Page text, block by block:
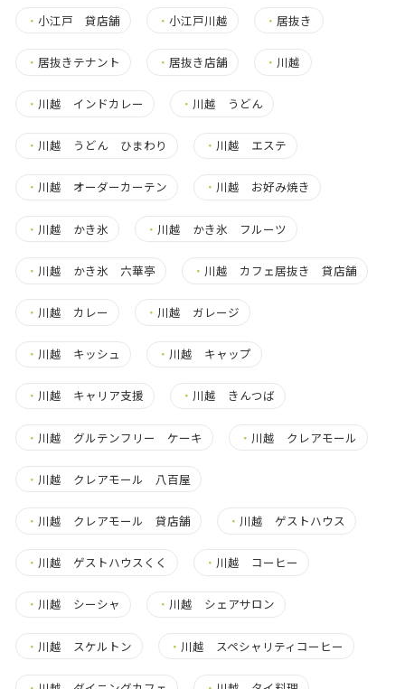
・ 小江戸 貸店舗 ・小江戸川越 ・ 居抜き
・ 居抜きテナント ・居抜き店舗 ・ 川越
・ 川越 インドカレー ・ 川越 うどん
・ 川越 うどん ひまわり ・ 川越 エステ
・ 川越 オーダーカーテン ・ 川越 お好み焼き
・ 川越 かき氷 ・ 川越 かき氷 フルーツ
・ 川越 かき氷 六華亭 ・ 川越 カフェ居抜き 貸店舗
・ 川越 カレー ・ 川越 ガレージ
・ 川越 キッシュ ・ 川越 キャップ
・ 川越 キャリア支援 ・ 川越 きんつば
・ 川越 グルテンフリー ケーキ ・ 川越 クレアモール
・ 川越 クレアモール 八百屋
・ 川越 クレアモール 貸店舗 ・ 川越 ゲストハウス
・ 川越 ゲストハウスくく ・ 川越 コーヒー
・ 川越 シーシャ ・ 川越 シェアサロン
・ 川越 スケルトン ・ 川越 スペシャリティコーヒー